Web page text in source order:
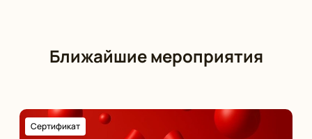
Ближайшие мероприятия
Сертификат